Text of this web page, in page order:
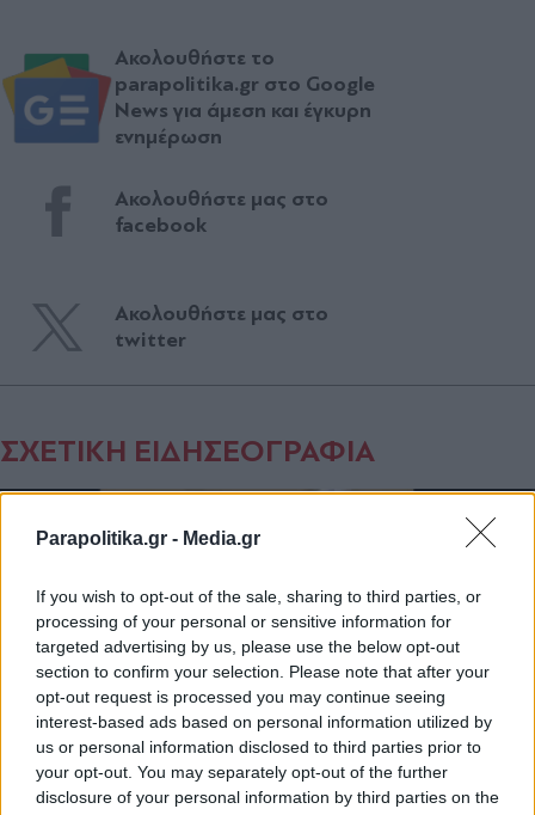
Parapolitika.gr - Media.gr
If you wish to opt-out of the sale, sharing to third parties, or
processing of your personal or sensitive information for
targeted advertising by us, please use the below opt-out
section to confirm your selection. Please note that after your
opt-out request is processed you may continue seeing
interest-based ads based on personal information utilized by
us or personal information disclosed to third parties prior to
your opt-out. You may separately opt-out of the further
disclosure of your personal information by third parties on the
Ακολουθήστε το
parapolitika.gr στο Google
News για άμεση και έγκυρη
ενημέρωση
Ακολουθήστε μας στο
facebook
Ακολουθήστε μας στο
twitter
ΣΧΕΤΙΚΗ ΕΙΔΗΣΕΟΓΡΑΦΙΑ